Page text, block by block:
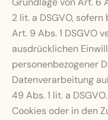
2 lit. a DSGVO,
Art. 9 Abs. 1 DSGVO
ausdrücklichen
personenbezogener
Datenverarbeitung
49 Abs. 1 lit. a
Cookies oder in den